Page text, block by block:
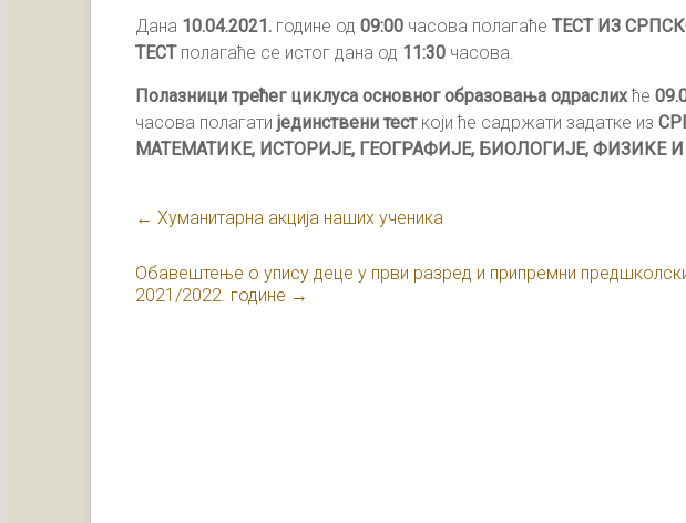
Дана 10.04.2021. године од 09:00 часова полагаће ТЕСТ ИЗ
ТЕСТполагаће се истог дана од 11:30 часова.
Полазници трећег циклуса основног образовања одраслихће
часова полагати јединствени тесткоји ће садржати задатке из
МАТЕМАТИКЕ, ИСТОРИЈЕ, ГЕОГРАФИЈЕ, БИОЛОГИЈЕ, ФИЗИКЕ
← Хуманитарна акција наших ученика
Обавештење о упису деце у први разред и припремни
2021/2022. године →